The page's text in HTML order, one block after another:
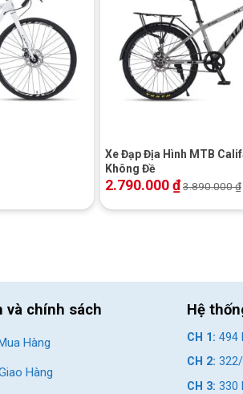
đường dài.
Xe Đạp Địa Hình MTB
Không Đề
2.790.000₫3.890.000₫
và chính sách
Hàng
Hàng
Hệ
CH 1: 494
CH 2:
CH 3: 330